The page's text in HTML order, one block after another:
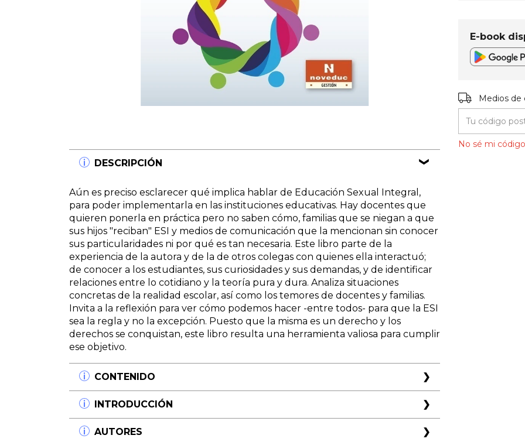
DESCRIPCIÓN
Aún es preciso esclarecer qué implica hablar de Educación Sexual Integral,
para poder implementarla en las instituciones educativas. Hay docentes que
quieren ponerla en práctica pero no saben cómo, familias que se niegan a que
sus hijos "reciban" ESI y medios de comunicación que la mencionan sin conocer
sus particularidades ni por qué es tan necesaria. Este libro parte de la
experiencia de la autora y de la de otros colegas con quienes ella interactuó;
de conocer a los estudiantes, sus curiosidades y sus demandas, y de identificar
relaciones entre lo cotidiano y la teoría pura y dura. Analiza situaciones
concretas de la realidad escolar, así como los temores de docentes y familias.
Invita a la reflexión para ver cómo podemos hacer -entre todos- para que la ESI
sea la regla y no la excepción. Puesto que la misma es un derecho y los
derechos se conquistan, este libro resulta una herramienta valiosa para cumplir
ese objetivo.
CONTENIDO
Capítulo 1
Normas y derechos: una historia de conquistas sociales y políticas públicas
Capítulo 2
Sentidos construidos alrededor de la Ley. Claves para la puesta en práctica
INTRODUCCIÓN
Referirse a la escuela en la actualidad supone tener en cuenta múltiples
factores que la atraviesan y no solo entenderla desde lo institucional o lo
AUTORES
E-book
Entregas para
Medios de
No sé mi